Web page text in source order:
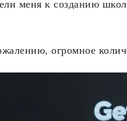
меня к созданию
огромное